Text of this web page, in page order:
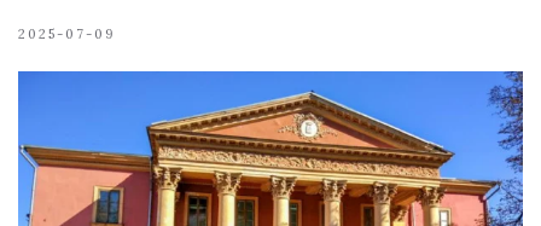
2025-07-09